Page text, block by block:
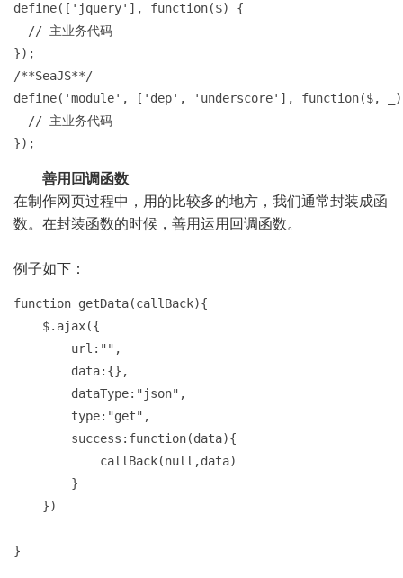
define(['jquery'], function($) {
  // 主业务代码
});
/**SeaJS**/
define('m​​odule', ['dep', 'underscore'], function($,
  // 主业务代码
});
善用回调函数
在制作网页过程中，用的比较多的地方，我们通常封装成函
数。在封装函数的时候，善用运用回调函数。
例子如下：
function getData(callBack){
    $.ajax({
        url:"",
        data:{},
        dataType:"json",
        type:"get",
        success:function(data){
            callBack(null,data)
        }
    })
}